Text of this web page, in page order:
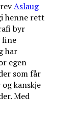
Aslaug
henne rett
byr
fine
har
egen
som får
kanskje
Med